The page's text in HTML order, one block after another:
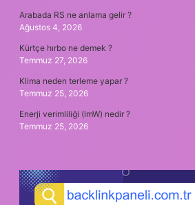
Arabada RS ne anlama gelir ?
Ağustos 4, 2026
Kürtçe hırbo ne demek ?
Temmuz 27, 2026
Klima neden terleme yapar ?
Temmuz 25, 2026
Enerji verimliliği (lmW) nedir ?
Temmuz 25, 2026